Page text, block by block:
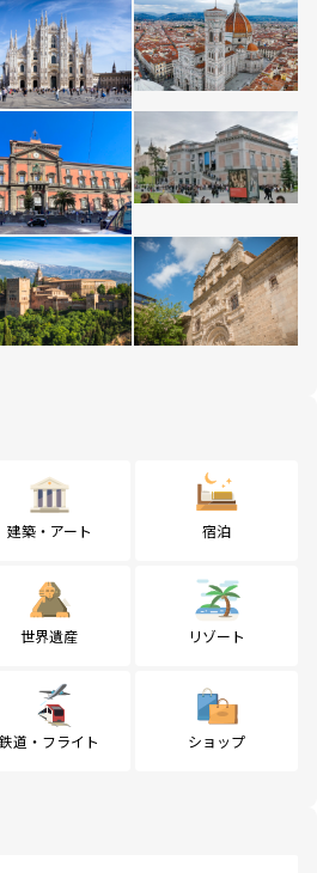
建築・アート 宿泊
世界遺産 リゾート
鉄道・フライト ショップ